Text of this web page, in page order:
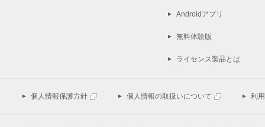
Androidアプリ
無料体験版
ライセンス製品とは
個人情報保護方針 個人情報の取扱いについて 利